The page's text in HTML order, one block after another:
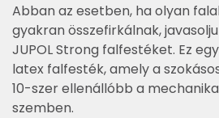
Abban az esetben, ha olyan
gyakran összefirkálnak,
JUPOL Strong falfestéket. Ez
latex falfesték, amely a
10-szer ellenállóbb a
szemben.